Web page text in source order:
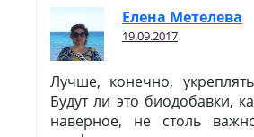
Елена Метелева
19.09.2017
Лучше, конечно,
Будут ли это биодобавки,
наверное, не столь